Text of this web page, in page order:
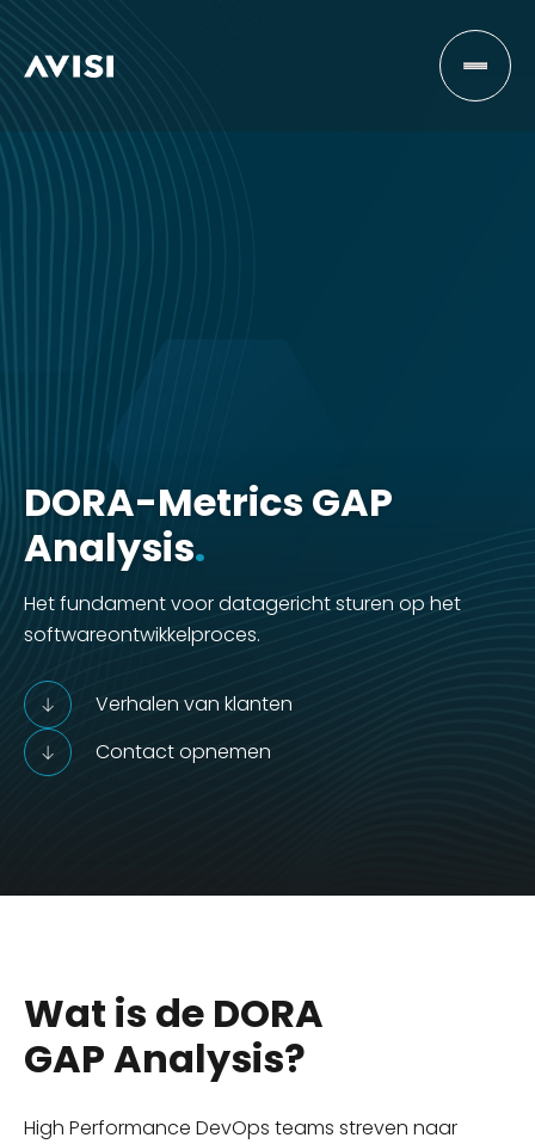
DORA-Metrics GAP
Analysis.
Het fundament voor datagericht sturen op het
softwareontwikkelproces.
Verhalen van klanten
Contact opnemen
Wat is de DORA
GAP Analysis?
High Performance DevOps teams streven naar